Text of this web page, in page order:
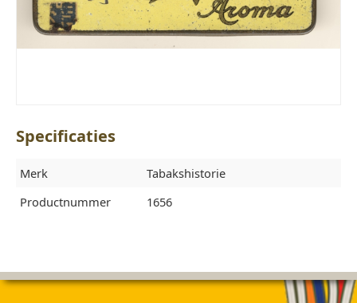
Specificaties
Merk
Tabakshistorie
Productnummer
1656